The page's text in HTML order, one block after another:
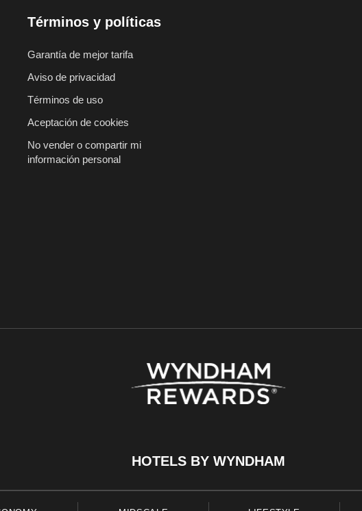
Términos y políticas
Garantía de mejor tarifa
Aviso de privacidad
Términos de uso
Aceptación de cookies
No vender o compartir mi
información personal
HOTELS BY WYNDHAM